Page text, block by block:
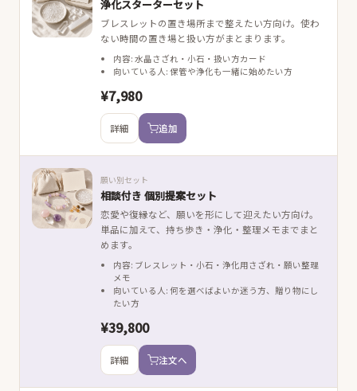
浄化スターターセット
ブレスレットの置き場所まで整えたい方向け。使わ
ない時間の置き場と扱い方がまとまります。
内容: 水晶さざれ・小石・扱い方カード
向いている人: 保管や浄化も一緒に始めたい方
¥7,980
詳細 追加
願い別セット
相談付き 個別提案セット
恋愛や復縁など、願いを形にして迎えたい方向け。
単品に加えて、持ち歩き・浄化・整理メモまでまと
めます。
内容: ブレスレット・小石・浄化用さざれ・願い整理
メモ
向いている人: 何を選べばよいか迷う方、贈り物にし
たい方
¥39,800
詳細 注文へ